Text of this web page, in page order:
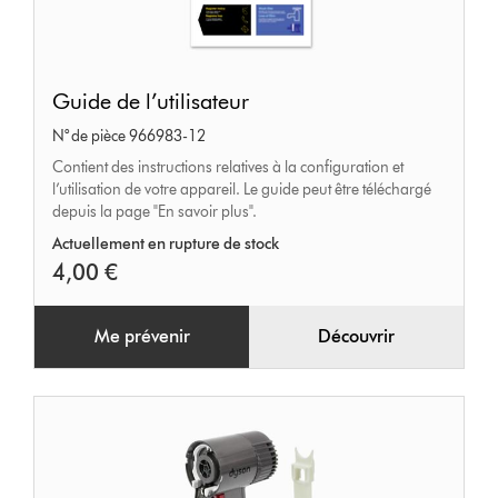
de
l’utilisateur
Guide de l’utilisateur
N° de pièce 966983-12
Contient des instructions relatives à la configuration et
l’utilisation de votre appareil. Le guide peut être téléchargé
depuis la page "En savoir plus".
Actuellement en rupture de stock
4,00 €
Me prévenir Découvrir